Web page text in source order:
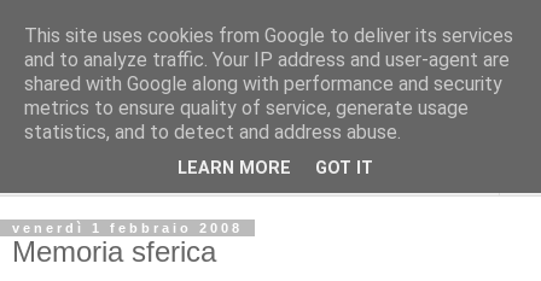
L'Avvenire dei lavoratori
Cultura
venerdì 1 febbraio 2008
Memoria sferica
This site uses cookies from Google to deliver its services
and to analyze traffic. Your IP address and user-agent are
shared with Google along with performance and security
metrics to ensure quality of service, generate usage
statistics, and to detect and address abuse.
LEARN MORE GOT IT